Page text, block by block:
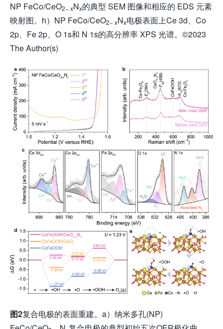
NP FeCo/CeO2− xNx的典型 SEM 图像和相应的 EDS 元素
映射图。h）NP FeCo/CeO2− xNx电极表面上Ce 3d、Co
2p、Fe 2p、O 1s和 N 1s的高分辨率 XPS 光谱。©2023
The Author(s)
图2复合电极的表面重建。a）纳米多孔(NP)